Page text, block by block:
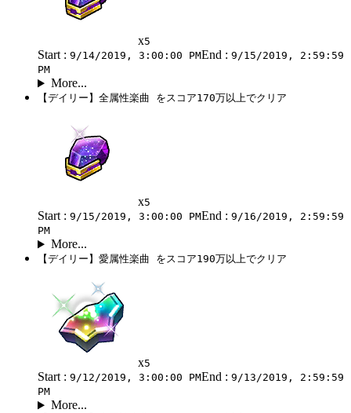
x5
Start : 9/14/2019, 3:00:00 PMEnd : 9/15/2019, 2:59:59
PM
More...
【デイリー】全属性楽曲 をスコア170万以上でクリア
x5
Start : 9/15/2019, 3:00:00 PMEnd : 9/16/2019, 2:59:59
PM
More...
【デイリー】愛属性楽曲 をスコア190万以上でクリア
x5
Start : 9/12/2019, 3:00:00 PMEnd : 9/13/2019, 2:59:59
PM
More...